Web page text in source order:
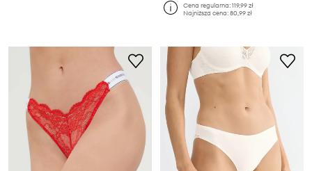
Cena regularna:119,99 zł
Najniższa cena:80,99 zł